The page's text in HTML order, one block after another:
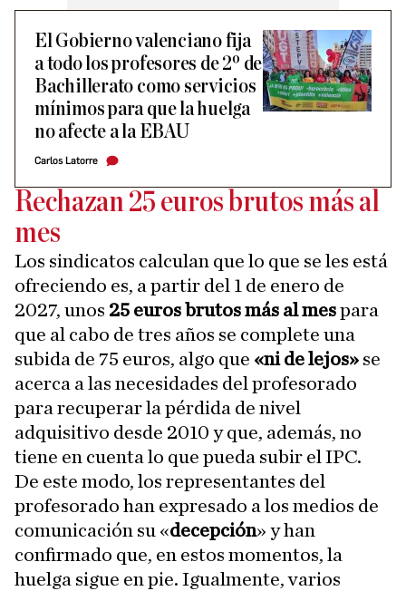
El Gobierno valenciano fija
a todo los profesores de 2º de
Bachillerato como servicios
mínimos para que la huelga
no afecte a la EBAU
Carlos Latorre
Rechazan 25 euros brutos más al
mes
Los sindicatos calculan que lo que se les está
ofreciendo es, a partir del 1 de enero de
2027, unos 25 euros brutos más al mespara
que al cabo de tres años se complete una
subida de 75 euros, algo que «ni de lejos» se
acerca a las necesidades del profesorado
para recuperar la pérdida de nivel
adquisitivo desde 2010 y que, además, no
tiene en cuenta lo que pueda subir el IPC.
De este modo, los representantes del
profesorado han expresado a los medios de
comunicación su «decepción» y han
confirmado que, en estos momentos, la
huelga sigue en pie. Igualmente, varios